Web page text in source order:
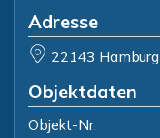
Adresse
22143
Objektdaten
Objekt-Nr.